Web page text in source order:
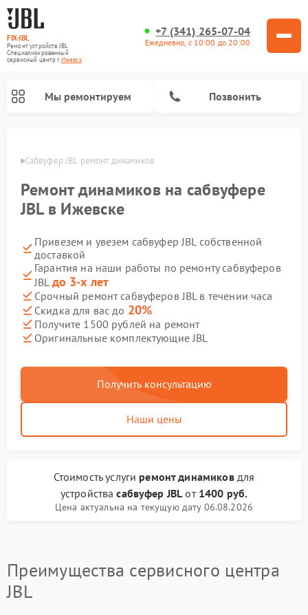
FIX-JBL
Ремонт устройств JBL
Специализированный
cервисный центр г.Ижевск
+7 (341) 265-07-04
Ежедневно, с 10:00 до 20:00
Мы ремонтируем Позвонить
Сабвуфер JBL ремонт динамиков
Ремонт динамиков на сабвуфере
JBL в Ижевске
Привезем и увезем сабвуфер JBL собственной
доставкой
Гарантия на наши работы по ремонту сабвуферов
JBL до 3-х лет
Срочный ремонт сабвуферов JBL в течении часа
Скидка для вас до 20%
Получите 1500 рублей на ремонт
Оригинальные комплектующие JBL
Получить консультацию
Наши цены
Стоимость услуги ремонт динамиковдля
устройствасабвуфер JBL от 1400 руб.
Цена актуальна на текущую дату 06.08.2026
Преимущества сервисного центра
JBL